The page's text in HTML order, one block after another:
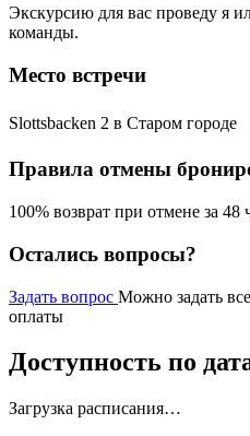
Экскурсию для вас проведу я
команды.
Место встречи
Slottsbacken 2 в Старом городе
Правила отмены
100% возврат при отмене за 48
Остались вопросы?
Задать вопрос Можно задать
оплаты
Доступность по
Загрузка расписания…